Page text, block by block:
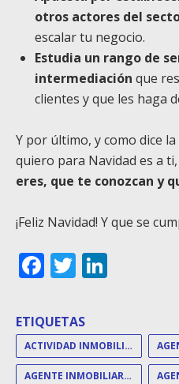
otros actores del
escalar tu negocio.
Estudia un rango de
intermediación que
clientes y que les haga
Y por último, y como dice
quiero para Navidad es a
eres, que te conozcan y
¡Feliz Navidad! Y que se
Facebook
Twitter
ETIQUETAS
ACTIVIDAD INMOBILIARIA
AGENTE INMOBILIARIO